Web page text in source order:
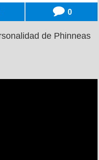
0
de Phinneas